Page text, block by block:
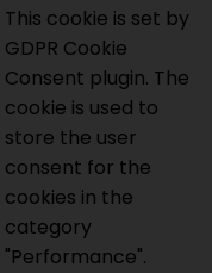
This cookie is set by
GDPR Cookie
Consent plugin. The
cookie is used to
store the user
consent for the
cookies in the
category
"Performance".